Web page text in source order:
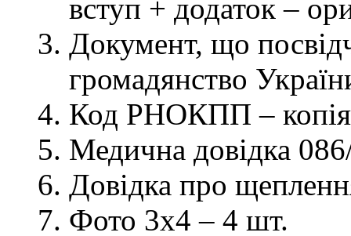
вступ + додаток –
Документ, що
громадянство
Код РНОКПП – копія
Медична довідка
Довідка про
Фото 3х4 – 4 шт.